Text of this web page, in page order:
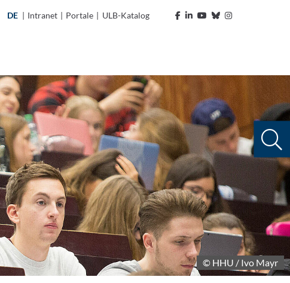
DE | Intranet | Portale | ULB-Katalog
© HHU / Ivo Mayr